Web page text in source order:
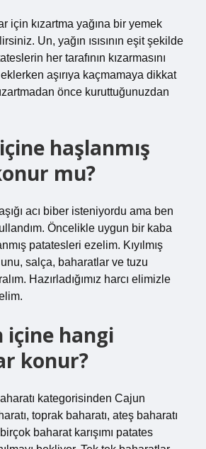
için kızartma yağına bir yemek
Un, yağın ısısının eşit şekilde
her tarafının kızarmasını
aşırıya kaçmamaya dikkat
önce kuruttuğunuzdan
haşlanmış
mu?
acı biber isteniyordu ama ben
Öncelikle uygun bir kaba
patatesleri ezelim. Kıyılmış
salça, baharatlar ve tuzu
Hazırladığımız harcı elimizle
içine hangi
konur?
kategorisinden Cajun
toprak baharatı, ateş baharatı
baharat karışımı patates